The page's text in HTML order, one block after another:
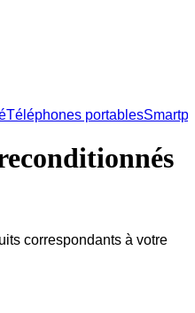
Téléphones portables
correspondants à votre